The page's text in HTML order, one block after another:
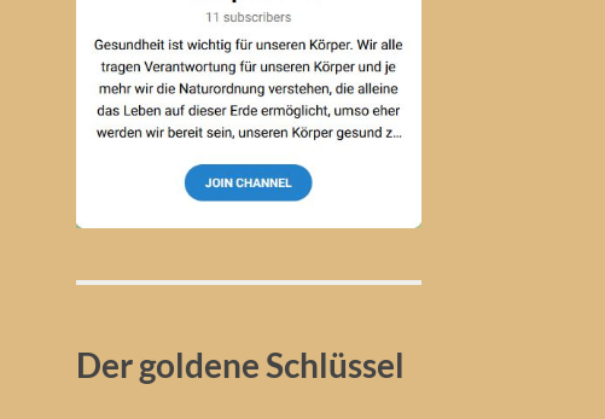
Der goldene Schlüssel